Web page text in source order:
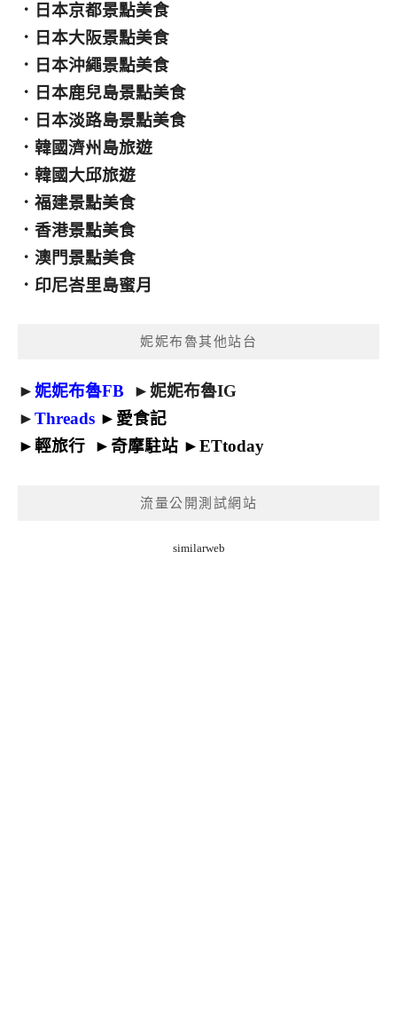
． 日本京都景點美食
． 日本大阪景點美食
． 日本沖繩景點美食
． 日本鹿兒島景點美食
． 日本淡路島景點美食
． 韓國濟州島旅遊
． 韓國大邱旅遊
． 福建景點美食
． 香港景點美食
． 澳門景點美食
． 印尼峇里島蜜月
妮妮布魯其他站台
►妮妮布魯FB ►妮妮布魯IG
►Threads ► 愛食記
►輕旅行 ► 奇摩駐站 ►ETtoday
流量公開測試網站
similarweb